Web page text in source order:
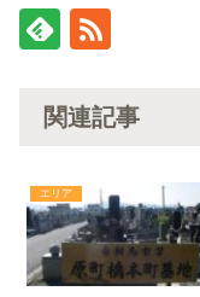
関連記事
エリア